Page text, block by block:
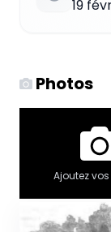
19
Photos
Ajoutez